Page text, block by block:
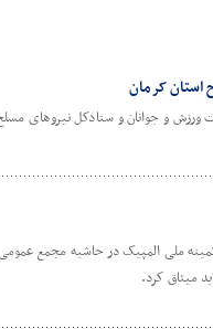
استان کرمان
تفاهم نامه وزارت ورزش و جوانان و
ملی المپیک در حاشیه مجمع
میثاق کرد.